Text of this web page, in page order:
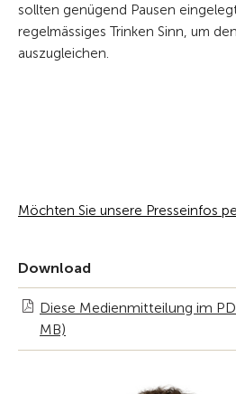
sollten genügend Pausen
regelmässiges Trinken Sinn, um
auszugleichen.
Möchten Sie unsere Presseinfos
Download
Diese Medienmitteilung im
MB)